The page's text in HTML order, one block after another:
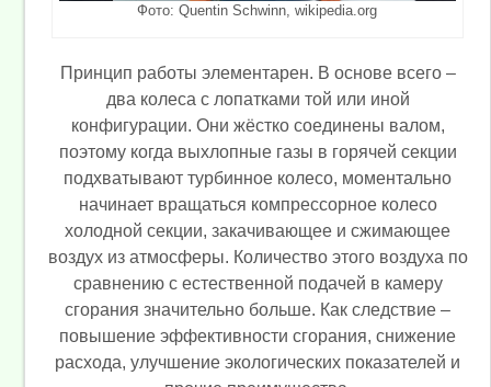
Фото: Quentin Schwinn, wikipedia.org
Принцип работы элементарен. В основе всего –
два колеса с лопатками той или иной
конфигурации. Они жёстко соединены валом,
поэтому когда выхлопные газы в горячей секции
подхватывают турбинное колесо, моментально
начинает вращаться компрессорное колесо
холодной секции, закачивающее и сжимающее
воздух из атмосферы. Количество этого воздуха по
сравнению с естественной подачей в камеру
сгорания значительно больше. Как следствие –
повышение эффективности сгорания, снижение
расхода, улучшение экологических показателей и